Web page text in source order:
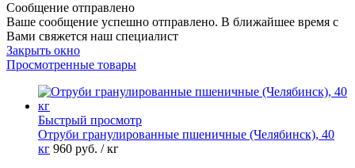
Сообщение отправлено
Ваше сообщение успешно отправлено. В ближайшее время с
Вами свяжется наш специалист
Закрыть окно
Просмотренные товары
Быстрый просмотр
Отруби гранулированные пшеничные (Челябинск), 40
кг 960 руб. / кг